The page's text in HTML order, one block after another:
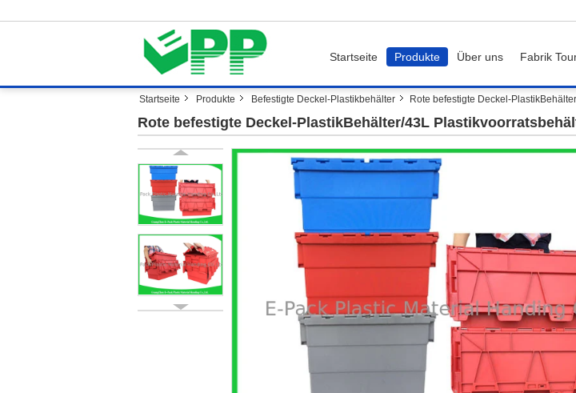
Startseite Produkte Über uns Fabrik
Startseite Produkte Befestigte Deckel-Plastikbehälter Rote befestigte Deckel-
Rote befestigte Deckel-PlastikBehälter/43L